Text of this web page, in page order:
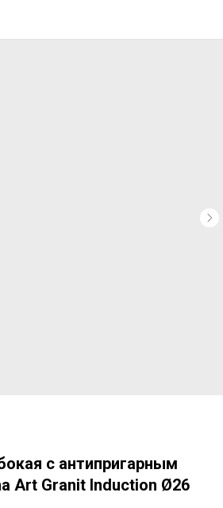
с антипригарным
Art Granit Induction Ø26